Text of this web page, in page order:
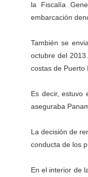
la Fiscalía
embarcación
También se
octubre del
costas de Puerto
Es decir, estuvo
aseguraba
La decisión de
conducta de los
En el interior de